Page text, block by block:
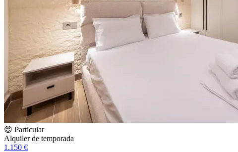
😍 Particular
Alquiler de temporada
1.150 €